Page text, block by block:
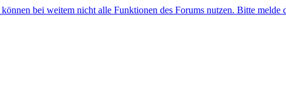
bei weitem nicht alle Funktionen des Forums nutzen. Bitte